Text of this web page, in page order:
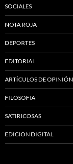
SOCIALES
NOTA ROJA
DEPORTES
EDITORIAL
ARTÍCULOS DE OPINIÓN
FILOSOFIA
SATIRICOSAS
EDICION DIGITAL